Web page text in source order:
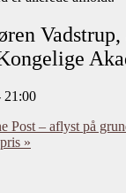
21:00
Post – aflyst på
»